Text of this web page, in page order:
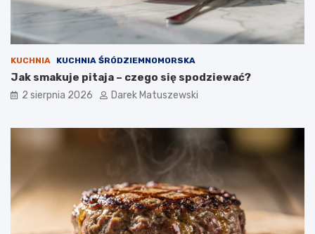
KUCHNIA KUCHNIA ŚRÓDZIEMNOMORSKA
Jak smakuje pitaja – czego się spodziewać?
2 sierpnia 2026 Darek Matuszewski